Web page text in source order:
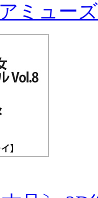
ミュー